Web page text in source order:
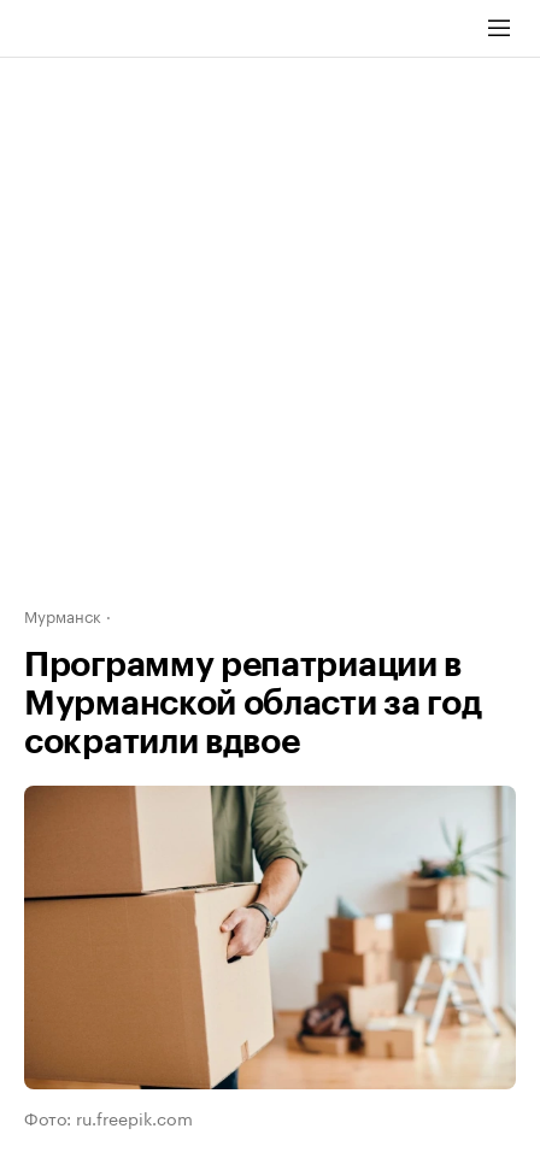
Мурманск
Программу репатриации в
Мурманской области за год
сократили вдвое
Фото: ru.freepik.com